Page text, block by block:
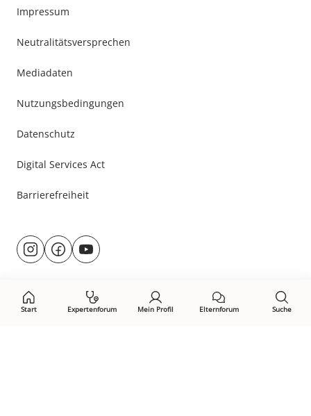
Start Expertenforum Mein Profil Elternforum Suche
Impressum
Neutralitätsversprechen
Mediadaten
Nutzungsbedingungen
Datenschutz
Digital Services Act
Barrierefreiheit
Besuche
uns@rund.ums.baby
facebook.com/rundumsbaby.de
youtube.com/@rundumsbaby_